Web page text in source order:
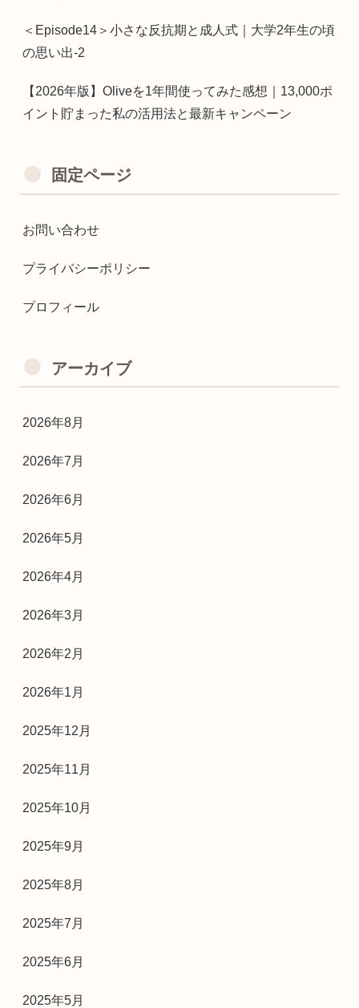
＜Episode14＞小さな反抗期と成人式｜大学2年生の頃
の思い出-2
【2026年版】Oliveを1年間使ってみた感想｜13,000ポ
イント貯まった私の活用法と最新キャンペーン
固定ページ
お問い合わせ
プライバシーポリシー
プロフィール
アーカイブ
2026年8月
2026年7月
2026年6月
2026年5月
2026年4月
2026年3月
2026年2月
2026年1月
2025年12月
2025年11月
2025年10月
2025年9月
2025年8月
2025年7月
2025年6月
2025年5月